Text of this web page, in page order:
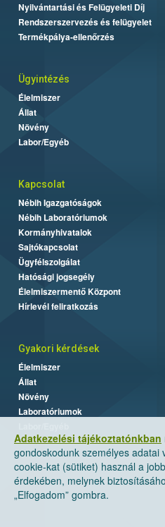
Adatkezelési tájékoztatónkban
gondoskodunk személyes adatai
cookie-kat (sütiket) használ a
érdekében, melynek
„Elfogadom” gombra.
Nyilvántartási és Felügyeleti Díj
Rendszerszervezés és felügyelet
Termékpálya-ellenőrzés
Ügyintézés
Élelmiszer
Állat
Növény
Labor/Egyéb
Kapcsolat
Nébih Igazgatóságok
Nébih Laboratóriumok
Kormányhivatalok
Sajtókapcsolat
Ügyfélszolgálat
Hatósági jogsegély
Élelmiszermentő Központ
Hírlevél feliratkozás
Gyakori kérdések
Élelmiszer
Állat
Növény
Laboratóriumok